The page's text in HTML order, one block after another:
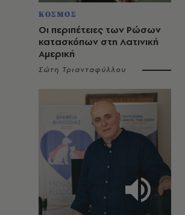
ΚΟΣΜΟΣ
Οι περιπέτειες των Ρώσων
κατασκόπων στη Λατινική
Αμερική
Σώτη Τριανταφύλλου